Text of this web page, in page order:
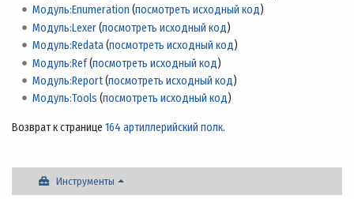
Модуль:Enumeration (посмотреть исходный код)
Модуль:Lexer(посмотреть исходный код)
Модуль:Redata(посмотреть исходный код)
Модуль:Ref(посмотреть исходный код)
Модуль:Report(посмотреть исходный код)
Модуль:Tools (посмотреть исходный код)
Возврат к странице 164 артиллерийский полк.
Инструменты